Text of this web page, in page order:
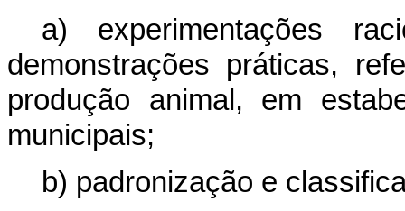
a) experimentações
demonstrações práticas,
produção animal, em
municipais;
b) padronização e